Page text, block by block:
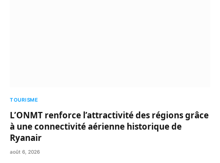
TOURISME
L’ONMT renforce l’attractivité des régions grâce
à une connectivité aérienne historique de
Ryanair
août 6, 2026